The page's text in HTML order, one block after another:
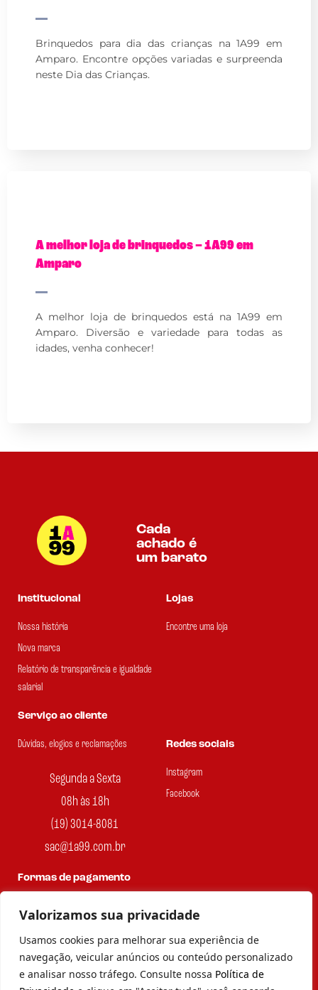
Valorizamos sua privacidade
Usamos cookies para melhorar sua experiência de
navegação, veicular anúncios ou conteúdo personalizado
e analisar nosso tráfego. Consulte nossa Política de
Brinquedos para dia das crianças na 1A99 em
Amparo. Encontre opções variadas e surpreenda
neste Dia das Crianças.
A melhor loja de brinquedos – 1A99 em
Amparo
A melhor loja de brinquedos está na 1A99 em
Amparo. Diversão e variedade para todas as
idades, venha conhecer!
Cada
achado é
um barato
Institucional
Nossa história
Nova marca
Relatório de transparência e igualdade
salarial
Lojas
Encontre uma loja
Serviço ao cliente
Dúvidas, elogios e reclamações
Segunda a Sexta
08h às 18h
(19) 3014-8081
sac@1a99.com.br
Redes sociais
Instagram
Facebook
Formas de pagamento
Dinheiro e Pix
© 2023 por Agência Maples. Loja 1A99 Cada achado é um barato